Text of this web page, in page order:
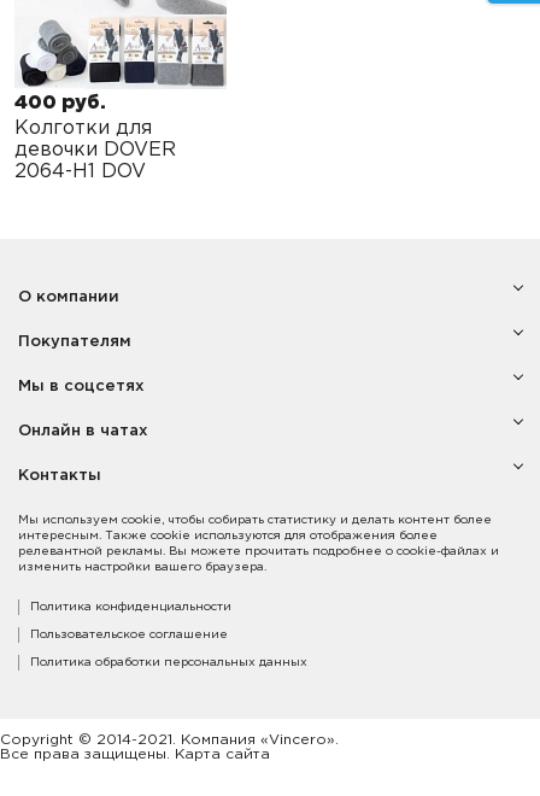
400 руб.
Колготки для
девочки DOVER
2064-H1 DOV
Мы используем cookie, чтобы собирать статистику и делать контент более
интересным. Также cookie используются для отображения более
релевантной рекламы. Вы можете прочитать подробнее о cookie-файлах и
изменить настройки вашего браузера.
Политика конфиденциальности
Пользовательское соглашение
Политика обработки персональных данных
Покупателям
О компании
Мы в соцсетях
Онлайн в чатах
Контакты
Copyright © 2014-2021. Компания «Vincero».
Все права защищены. Карта сайта